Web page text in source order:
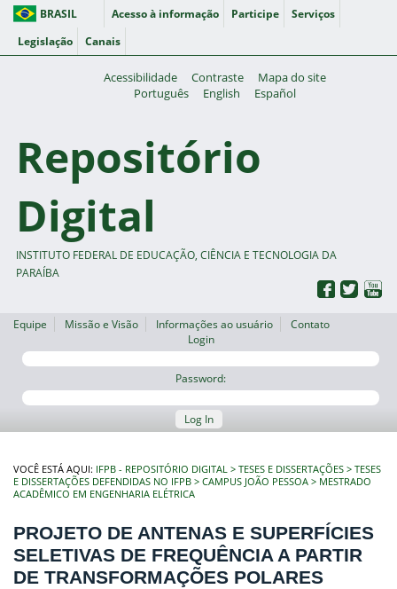
BRASIL Acesso à informação Participe
Serviços
Legislação
Canais
Acessibilidade Contraste
Mapa do site
Português
English Español
Repositório
Digital
INSTITUTO FEDERAL DE EDUCAÇÃO, CIÊNCIA E TECNOLOGIA DA
PARAÍBA
Equipe Missão e Visão Informações ao usuário
Contato
Login
Password:
Log In
VOCÊ ESTÁ AQUI: IFPB - REPOSITÓRIO DIGITAL TESES E DISSERTAÇÕES
TESES
E DISSERTAÇÕES DEFENDIDAS NO IFPB
CAMPUS JOÃO PESSOA
MESTRADO
ACADÊMICO EM ENGENHARIA ELÉTRICA
PROJETO DE ANTENAS E SUPERFÍCIES
SELETIVAS DE FREQUÊNCIA A PARTIR
DE TRANSFORMAÇÕES POLARES